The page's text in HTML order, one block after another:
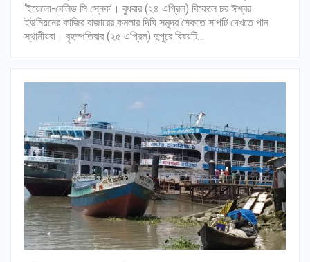
‘ইয়েলো-বেলিড সি স্নেক’। বুধবার (২৪ এপ্রিল) বিকেলে চর ঈশ্বর
ইউনিয়নের কাজির বাজারের কমলার দিঘি সমুদ্র সৈকতে সাপটি দেখতে পান
স্থানীয়রা। বৃহস্পতিবার (২৫ এপ্রিল) দুপুরে বিষয়টি…